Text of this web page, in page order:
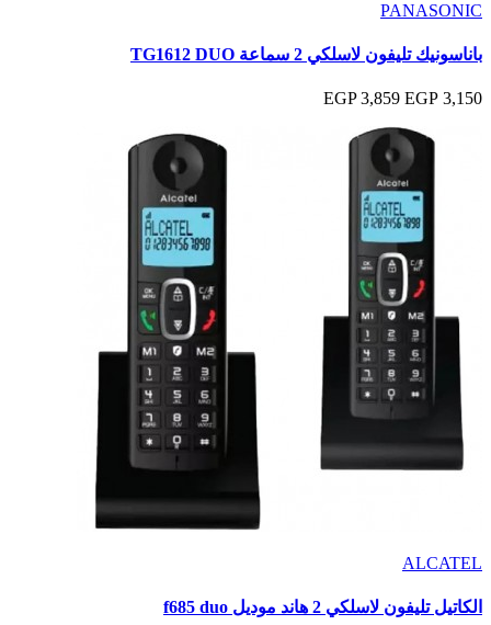
PANASONIC
باناسونيك تليفون لاسلكي 2 سماعة TG1612 DUO
3,150 EGP
3,859 EGP
ALCATEL
الكاتيل تليفون لاسلكي 2 هاند موديل f685 duo